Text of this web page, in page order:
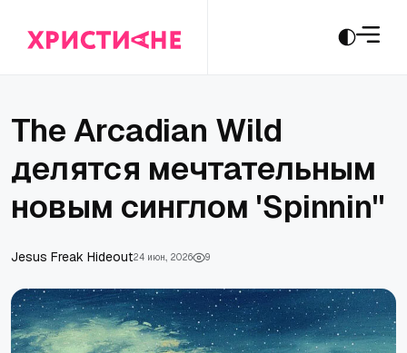
The Arcadian Wild
делятся мечтательным
новым синглом 'Spinnin''
Jesus Freak Hideout24 июн., 2026 9